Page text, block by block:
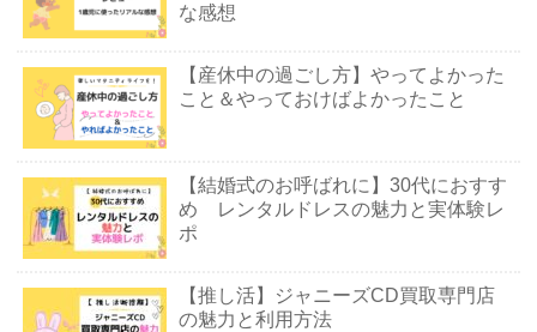
な感想
【産休中の過ごし方】やってよかった
こと＆やっておけばよかったこと
【結婚式のお呼ばれに】30代におすす
め レンタルドレスの魅力と実体験レ
ポ
【推し活】ジャニーズCD買取専門店
の魅力と利用方法